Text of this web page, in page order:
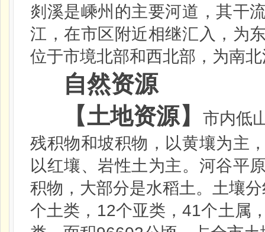
剡溪是嵊州的主要河道，其干
江，在市区附近相继汇入，为
位于市境北部和西北部，为南
自然资源
【土地资源】
市内低
残积物和坡积物，以黄壤为主
以红壤、岩性土为主。河谷平
积物，大部分是水稻土。土壤
个土类， 12个亚类，41个土属